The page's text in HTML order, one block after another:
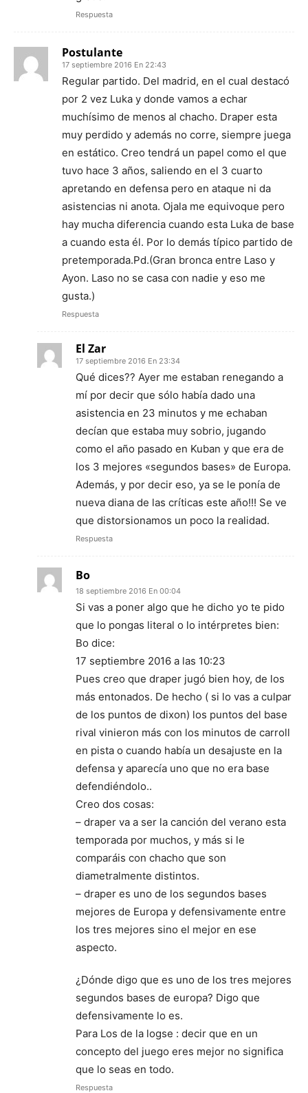
Respuesta
Postulante
17 septiembre 2016 En 22:43
Regular partido. Del madrid, en el cual destacó
por 2 vez Luka y donde vamos a echar
muchísimo de menos al chacho. Draper esta
muy perdido y además no corre, siempre juega
en estático. Creo tendrá un papel como el que
tuvo hace 3 años, saliendo en el 3 cuarto
apretando en defensa pero en ataque ni da
asistencias ni anota. Ojala me equivoque pero
hay mucha diferencia cuando esta Luka de base
a cuando esta él. Por lo demás típico partido de
pretemporada.Pd.(Gran bronca entre Laso y
Ayon. Laso no se casa con nadie y eso me
gusta.)
Respuesta
El Zar
17 septiembre 2016 En 23:34
Qué dices?? Ayer me estaban renegando a
mí por decir que sólo había dado una
asistencia en 23 minutos y me echaban
decían que estaba muy sobrio, jugando
como el año pasado en Kuban y que era de
los 3 mejores «segundos bases» de Europa.
Además, y por decir eso, ya se le ponía de
nueva diana de las críticas este año!!! Se ve
que distorsionamos un poco la realidad.
Respuesta
Bo
18 septiembre 2016 En 00:04
Si vas a poner algo que he dicho yo te pido
que lo pongas literal o lo intérpretes bien:
Bo dice:
17 septiembre 2016 a las 10:23
Pues creo que draper jugó bien hoy, de los
más entonados. De hecho ( si lo vas a culpar
de los puntos de dixon) los puntos del base
rival vinieron más con los minutos de carroll
en pista o cuando había un desajuste en la
defensa y aparecía uno que no era base
defendiéndolo..
Creo dos cosas:
– draper va a ser la canción del verano esta
temporada por muchos, y más si le
comparáis con chacho que son
diametralmente distintos.
– draper es uno de los segundos bases
mejores de Europa y defensivamente entre
los tres mejores sino el mejor en ese
aspecto.
¿Dónde digo que es uno de los tres mejores
segundos bases de europa? Digo que
defensivamente lo es.
Para Los de la logse : decir que en un
concepto del juego eres mejor no significa
que lo seas en todo.
Respuesta